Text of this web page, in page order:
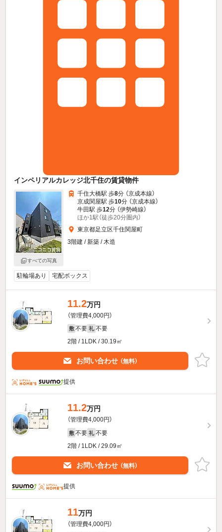
インペリアルカレッジ北千住の賃貸物件
すべての写真
千住大橋駅 歩8分 （京成本線）
京成関屋駅 歩10分 （京成本線）
牛田駅 歩12分 （伊勢崎線）
ほか1駅（徒歩20分圏内）
東京都足立区千住関屋町
3階建 / 新築 / 木造
駐輪場あり 宅配ボックス
11.2万円
（管理費4,000円）
敷 不要 礼 不要
2階 / 1LDK / 30.19㎡
お問い合わせ （無料）
提供
11.2万円
（管理費4,000円）
敷 不要 礼 不要
2階 / 1LDK / 29.09㎡
お問い合わせ （無料）
提供
11万円
（管理費4,000円）